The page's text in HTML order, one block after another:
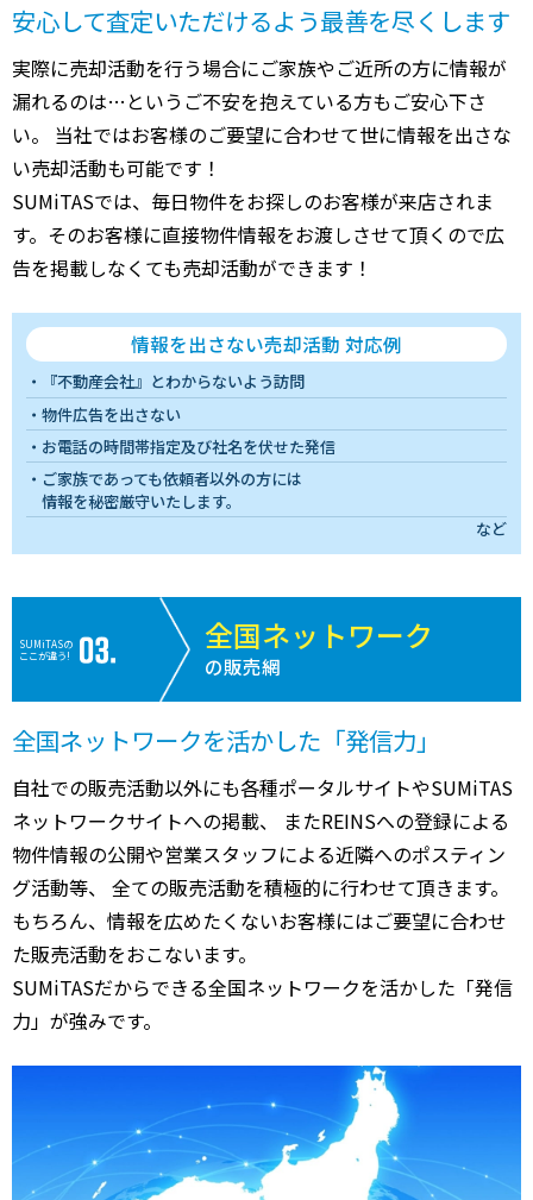
安心して査定いただけるよう最善を尽くします
実際に売却活動を行う場合にご家族やご近所の方に情報が
漏れるのは…というご不安を抱えている方もご安心下さ
い。 当社ではお客様のご要望に合わせて世に情報を出さな
い売却活動も可能です！
SUMiTASでは、毎日物件をお探しのお客様が来店されま
す。そのお客様に直接物件情報をお渡しさせて頂くので広
告を掲載しなくても売却活動ができます！
情報を出さない売却活動 対応例
『不動産会社』とわからないよう訪問
物件広告を出さない
お電話の時間帯指定及び社名を伏せた発信
ご家族であっても依頼者以外の方には
情報を秘密厳守いたします。
など
SUMiTASの
ここが違う!
全国ネットワーク
の販売網
全国ネットワークを活かした「発信力」
自社での販売活動以外にも各種ポータルサイトやSUMiTAS
ネットワークサイトへの掲載、 またREINSへの登録による
物件情報の公開や営業スタッフによる近隣へのポスティン
グ活動等、 全ての販売活動を積極的に行わせて頂きます。
もちろん、情報を広めたくないお客様にはご要望に合わせ
た販売活動をおこないます。
SUMiTASだからできる全国ネットワークを活かした「発信
力」が強みです。